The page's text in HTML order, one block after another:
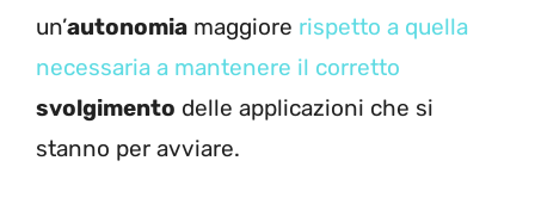
un’autonomia maggiore rispetto a quella
necessaria a mantenere il corretto
svolgimento delle applicazioni che si
stanno per avviare.